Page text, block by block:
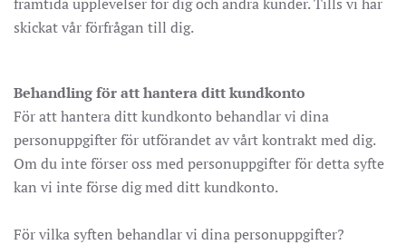
skickat vår förfrågan till dig.
Behandling för att hantera ditt kundkonto
För att hantera ditt kundkonto behandlar vi dina
personuppgifter för utförandet av vårt kontrakt med dig.
Om du inte förser oss med personuppgifter för detta syfte
kan vi inte förse dig med ditt kundkonto.
För vilka syften behandlar vi dina personuppgifter?